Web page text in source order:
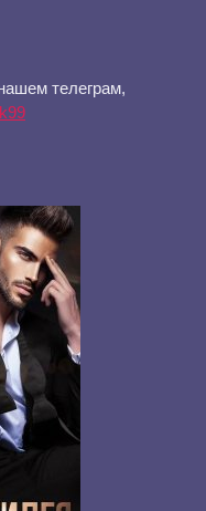
телеграм,